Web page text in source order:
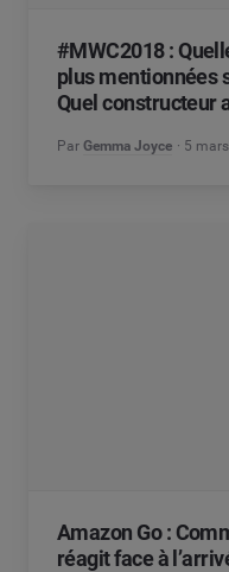
#MWC2018 :
plus mentionnées
Quel constructeur
Par Gemma Joyce 5
Amazon Go :
réagit face à